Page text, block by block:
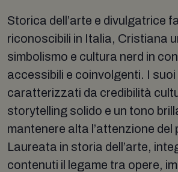
Storica dell’arte e divulgatrice
riconoscibili in Italia, Cristiana
simbolismo e cultura nerd in
accessibili e coinvolgenti. I
caratterizzati da credibilità
storytelling solido e un tono
mantenere alta l’attenzione del
Laureata in storia dell’arte,
contenuti il legame tra opere,